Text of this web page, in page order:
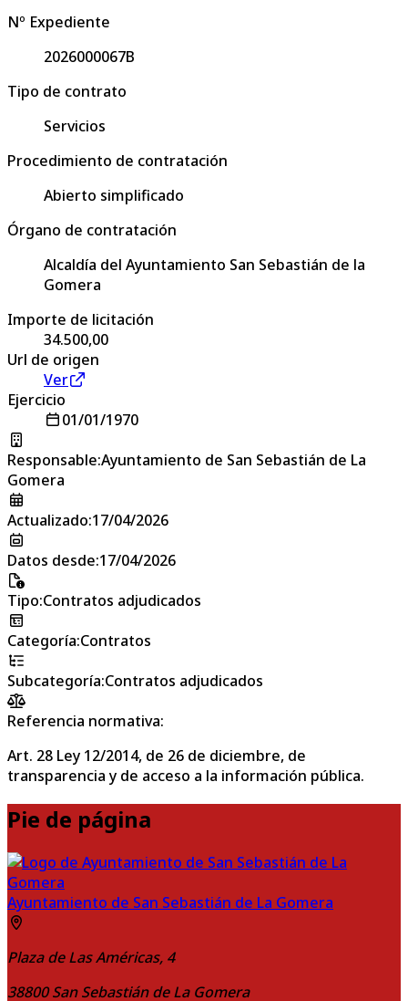
Nº Expediente
2026000067B
Tipo de contrato
Servicios
Procedimiento de contratación
Abierto simplificado
Órgano de contratación
Alcaldía del Ayuntamiento San Sebastián de la
Gomera
Importe de licitación
34.500,00
Url de origen
Ver
Ejercicio
01/01/1970
Responsable:Ayuntamiento de San Sebastián de La
Gomera
Actualizado:17/04/2026
Datos desde:17/04/2026
Tipo:Contratos adjudicados
Categoría:Contratos
Subcategoría:Contratos adjudicados
Referencia normativa:
Art. 28 Ley 12/2014, de 26 de diciembre, de
transparencia y de acceso a la información pública.
Pie de página
Ayuntamiento de San Sebastián de La Gomera
Plaza de Las Américas, 4
38800 San Sebastián de La Gomera